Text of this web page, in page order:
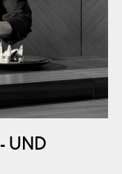
UND